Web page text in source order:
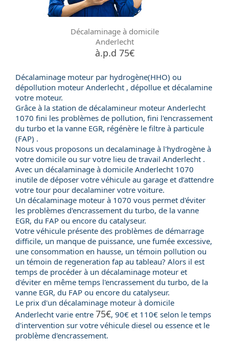
Décalaminage à domicile
Anderlecht
à.p.d 75€
Décalaminage moteur par hydrogène(HHO) ou
dépollution moteur Anderlecht , dépollue et décalamine
votre moteur.
Grâce à la station de décalamineur moteur Anderlecht
1070 fini les problèmes de pollution, fini l'encrassement
du turbo et la vanne EGR, régénère le filtre à particule
(FAP) .
Nous vous proposons un decalaminage à l'hydrogène à
votre domicile ou sur votre lieu de travail Anderlecht .
Avec un décalaminage à domicile Anderlecht 1070
inutile de déposer votre véhicule au garage et d’attendre
votre tour pour decalaminer votre voiture.
Un décalaminage moteur à 1070 vous permet d'éviter
les problèmes d'encrassement du turbo, de la vanne
EGR, du FAP ou encore du catalyseur.
Votre véhicule présente des problèmes de démarrage
difficile, un manque de puissance, une fumée excessive,
une consommation en hausse, un témoin pollution ou
un témoin de regeneration fap au tableau? Alors il est
temps de procéder à un décalaminage moteur et
d'éviter en même temps l'encrassement du turbo, de la
vanne EGR, du FAP ou encore du catalyseur.
Le prix d'un décalaminage moteur à domicile
Anderlecht varie entre 75€, 90€ et 110€ selon le temps
d'intervention sur votre véhicule diesel ou essence et le
problème d'encrassement.